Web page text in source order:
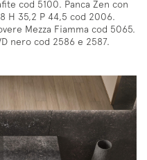
cod 5100. Panca Zen con
H 35,2 P 44,5 cod 2006.
Mezza Fiamma cod 5065.
nero cod 2586 e 2587.